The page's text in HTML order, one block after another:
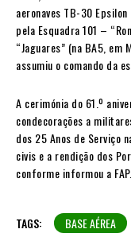
aeronaves TB-30
pela Esquadra 101 –
“Jaguares” (na BA5, em
assumiu o comando da
A cerimónia do 61.º
condecorações a
dos 25 Anos de Serviço
civis e a rendição dos
conforme informou a FAP.
TAGS: BASE AÉREA